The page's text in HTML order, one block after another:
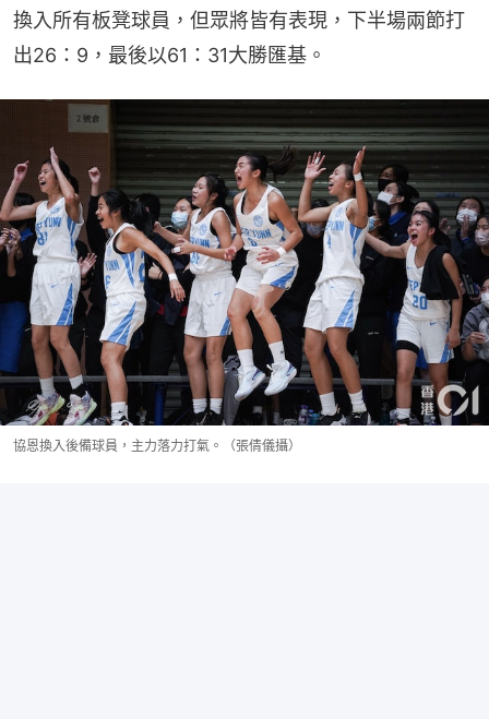
換入所有板凳球員，但眾將皆有表現，下半場兩節打
出26：9，最後以61：31大勝匯基。
協恩換入後備球員，主力落力打氣。（張倩儀攝）